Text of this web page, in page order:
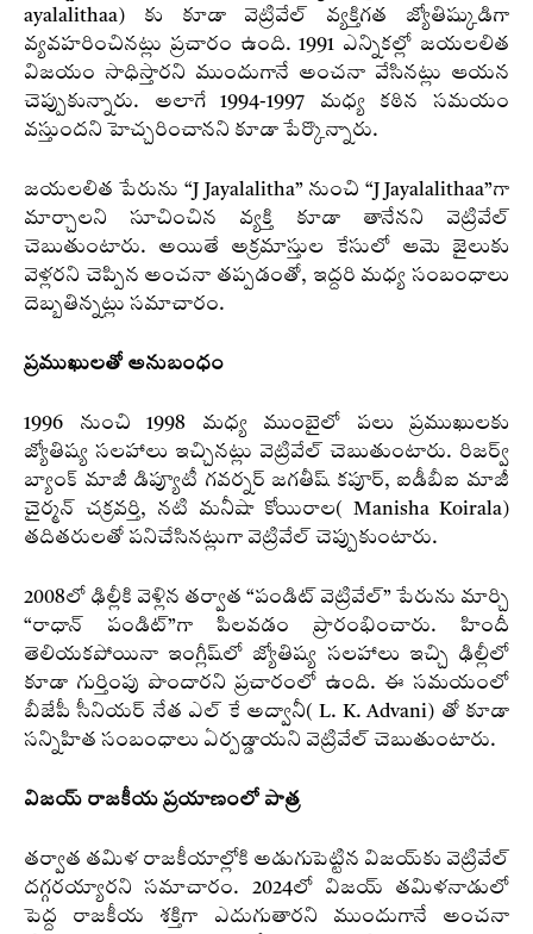
ayalalithaa) కు కూడా వెట్రివేల్‌ వ్యక్తిగత జ్యోతిష్కుడిగా
వ్యవహరించినట్లు ప్రచారం ఉంది. 1991 ఎన్నికల్లో జయలలిత
విజయం సాధిస్తారని ముందుగానే అంచనా వేసినట్లు ఆయన
చెప్పుకున్నారు. అలాగే 1994-1997 మధ్య కఠిన సమయం
వస్తుందని హెచ్చరించానని కూడా పేర్కొన్నారు.
జయలలిత పేరును “J Jayalalitha” నుంచి “J Jayalalithaa”గా
మార్చాలని సూచించిన వ్యక్తి కూడా తానేనని వెట్రివేల్
చెబుతుంటారు. అయితే అక్రమాస్తుల కేసులో ఆమె జైలుకు
వెళ్లరని చెప్పిన అంచనా తప్పడంతో, ఇద్దరి మధ్య సంబంధాలు
దెబ్బతిన్నట్లు సమాచారం.
ప్రముఖులతో అనుబంధం
1996 నుంచి 1998 మధ్య ముంబైలో పలు ప్రముఖులకు
జ్యోతిష్య సలహాలు ఇచ్చినట్లు వెట్రివేల్ చెబుతుంటారు. రిజర్వ్
బ్యాంక్ మాజీ డిప్యూటీ గవర్నర్ జగతీష్ కపూర్, ఐడీబీఐ మాజీ
చైర్మన్ చక్రవర్తి, నటి మనీషా కోయిరాల( Manisha Koirala)
తదితరులతో పనిచేసినట్లుగా వెట్రివేల్‌ చెప్పుకుంటారు.
2008లో ఢిల్లీకి వెళ్లిన తర్వాత “పండిట్ వెట్రివేల్” పేరును మార్చి
“రాధాన్ పండిట్”గా పిలవడం ప్రారంభించారు. హిందీ
తెలియకపోయినా ఇంగ్లీష్‌లో జ్యోతిష్య సలహాలు ఇచ్చి ఢిల్లీలో
కూడా గుర్తింపు పొందారని ప్రచారంలో ఉంది. ఈ సమయంలో
బీజేపీ సీనియర్ నేత ఎల్‌ కే అద్వానీ( L. K. Advani) తో కూడా
సన్నిహిత సంబంధాలు ఏర్పడ్డాయని వెట్రివేల్‌ చెబుతుంటారు.
విజయ్ రాజకీయ ప్రయాణంలో పాత్ర
తర్వాత తమిళ రాజకీయాల్లోకి అడుగుపెట్టిన విజయ్‌కు వెట్రివేల్
దగ్గరయ్యారని సమాచారం. 2024లో విజయ్ తమిళనాడులో
పెద్ద రాజకీయ శక్తిగా ఎదుగుతారని ముందుగానే అంచనా